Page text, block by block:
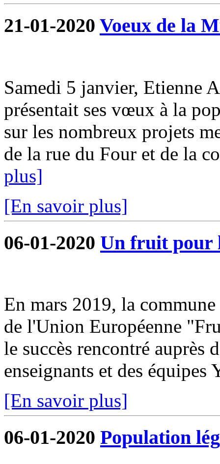
21-01-2020 Voeux de la
Samedi 5 janvier, Etienne
présentait ses vœux à la
sur les nombreux projets
de la rue du Four et de la
plus]
[En savoir plus]
06-01-2020 Un fruit pour
En mars 2019, la
de l'Union Européenne
le succès rencontré auprès
enseignants et des
[En savoir plus]
06-01-2020 Population